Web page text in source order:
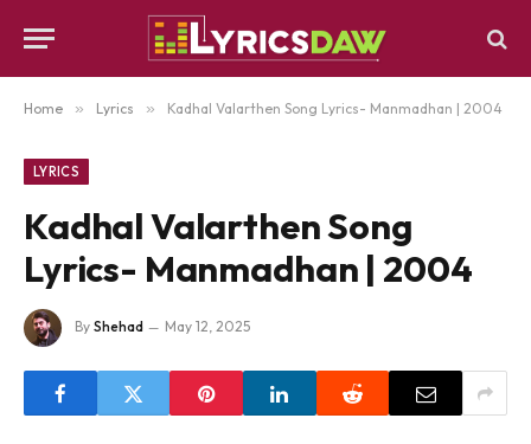
Home » Lyrics » Kadhal Valarthen Song Lyrics- Manmadhan | 2004
LYRICS
Kadhal Valarthen Song
Lyrics- Manmadhan | 2004
By Shehad May 12, 2025